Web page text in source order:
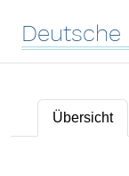
Deutsche
Übersicht